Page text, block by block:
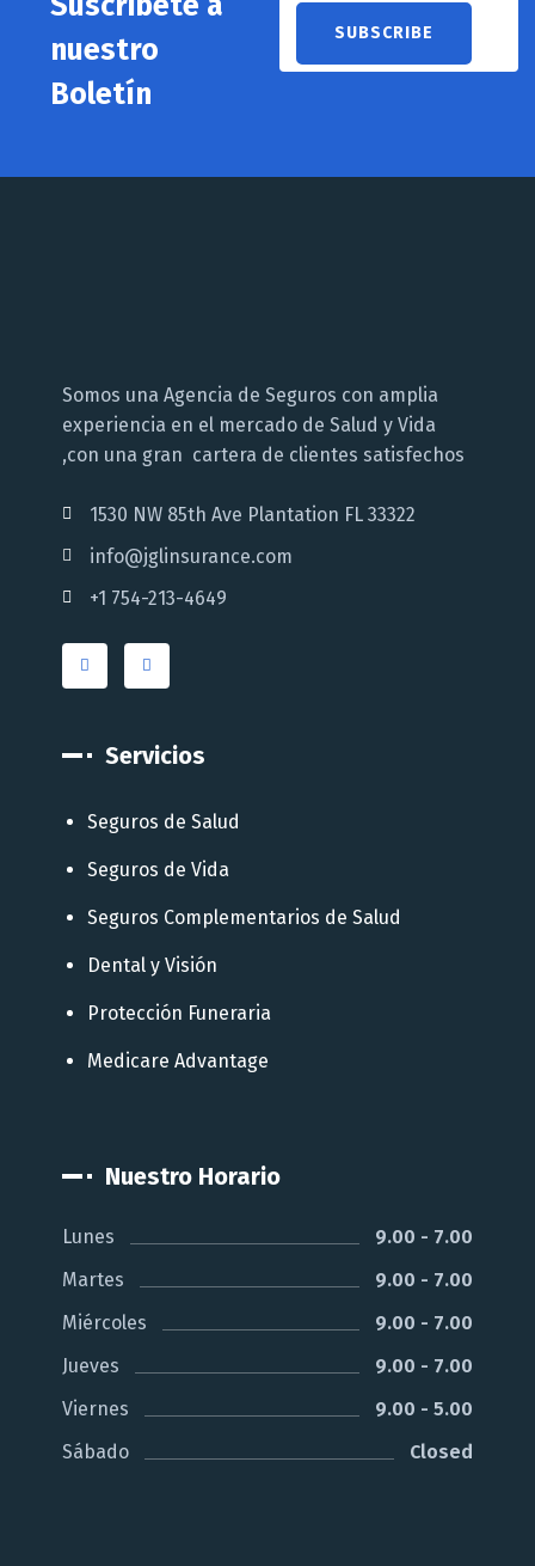
nuestro
Boletín
Somos una Agencia de Seguros con amplia
experiencia en el mercado de Salud y Vida
,con una gran cartera de clientes satisfechos
1530 NW 85th Ave Plantation FL 33322
info@jglinsurance.com
+1 754-213-4649
Servicios
Seguros de Salud
Seguros de Vida
Seguros Complementarios de Salud
Dental y Visión
Protección Funeraria
Medicare Advantage
Nuestro Horario
Lunes
9.00 - 7.00
Martes
9.00 - 7.00
Miércoles
9.00 - 7.00
Jueves
9.00 - 7.00
Viernes
9.00 - 5.00
Sábado
Closed